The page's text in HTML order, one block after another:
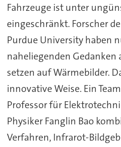
Fahrzeuge ist unter
eingeschränkt. Forscher
Purdue University haben
naheliegenden Gedanken
setzen auf Wärmebilder.
innovative Weise. Ein
Professor für
Physiker Fanglin Bao
Verfahren, Infrarot-